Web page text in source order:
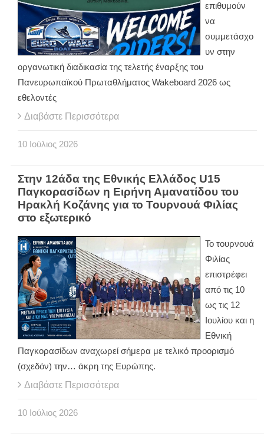
επιθυμούν
να
συμμετάσχο
υν στην
οργανωτική διαδικασία της τελετής έναρξης του
Πανευρωπαϊκού Πρωταθλήματος Wakeboard 2026 ως
εθελοντές
Διαβάστε Περισσότερα
10 Ιούλιος 2026
Στην 12άδα της Εθνικής Ελλάδος U15
Παγκορασίδων η Ειρήνη Αμανατίδου του
Ηρακλή Κοζάνης για το Τουρνουά Φιλίας
στο εξωτερικό
Το τουρνουά
Φιλίας
επιστρέφει
από τις 10
ως τις 12
Ιουλίου και η
Εθνική
Παγκορασίδων αναχωρεί σήμερα με τελικό προορισμό
(σχεδόν) την… άκρη της Ευρώπης.
Διαβάστε Περισσότερα
10 Ιούλιος 2026